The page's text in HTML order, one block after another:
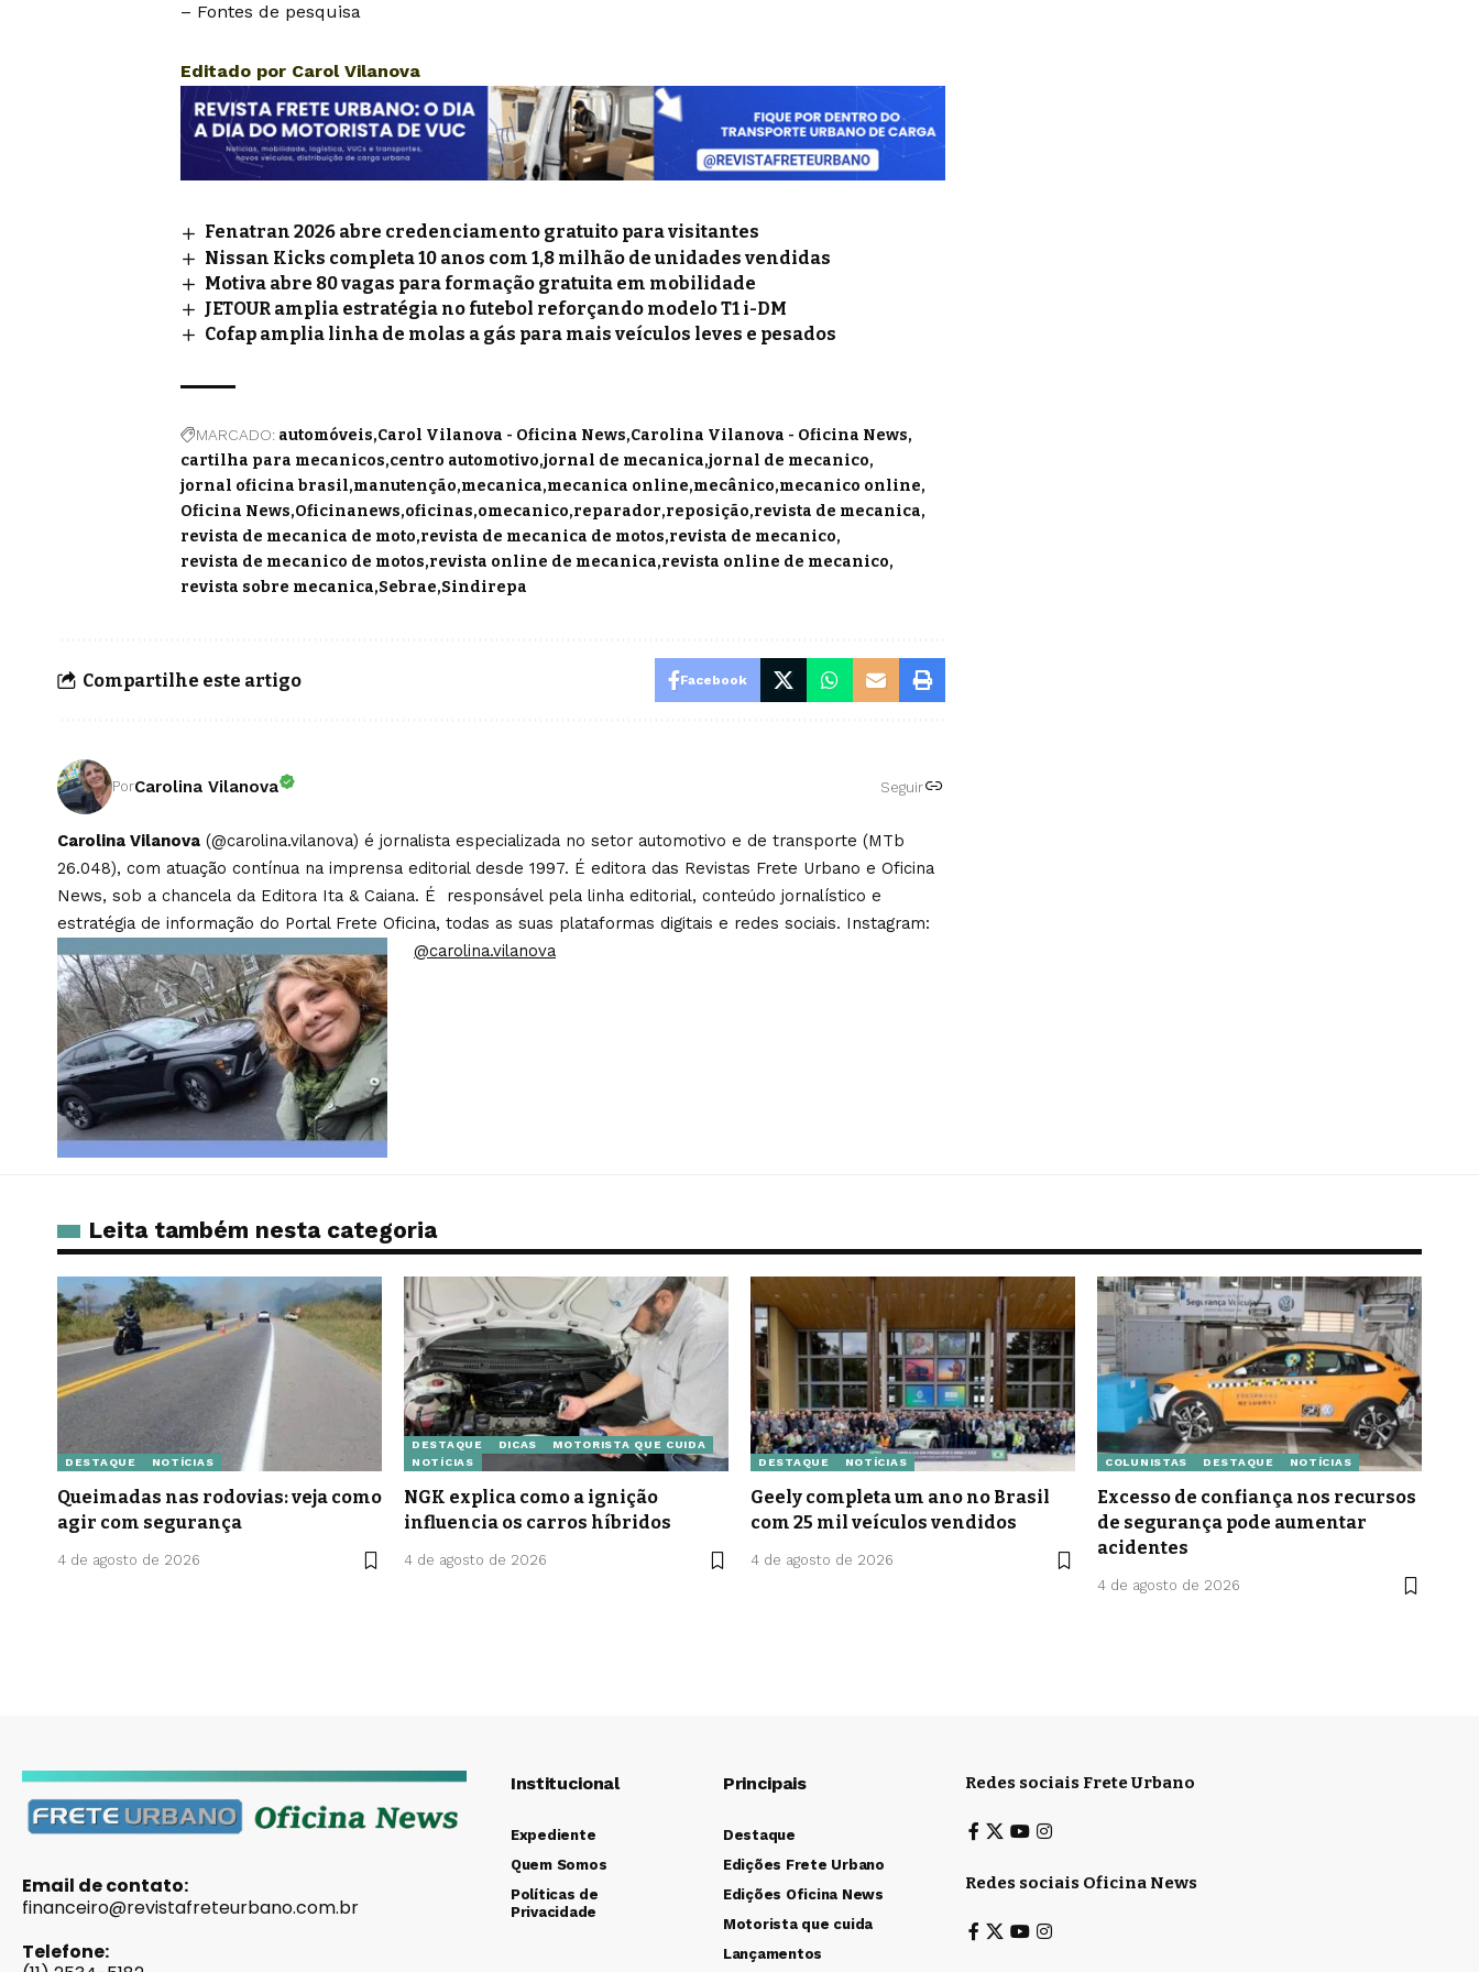
– Fontes de pesquisa
Editado por Carol Vilanova
Fenatran 2026 abre credenciamento gratuito para visitantes
Nissan Kicks completa 10 anos com 1,8 milhão de unidades vendidas
Motiva abre 80 vagas para formação gratuita em mobilidade
JETOUR amplia estratégia no futebol reforçando modelo T1 i-DM
Cofap amplia linha de molas a gás para mais veículos leves e pesados
MARCADO: automóveis Carol Vilanova - Oficina News Carolina Vilanova - Oficina News
cartilha para mecanicos centro automotivo jornal de mecanica jornal de mecanico
jornal oficina brasil manutenção mecanica mecanica online mecânico mecanico online
Oficina News Oficinanews oficinas omecanico reparador reposição revista de mecanica
revista de mecanica de moto revista de mecanica de motos revista de mecanico
revista de mecanico de motos revista online de mecanica revista online de mecanico
revista sobre mecanica Sebrae Sindirepa
Compartilhe este artigo Facebook
PorCarolina Vilanova Seguir
Carolina Vilanova (@carolina.vilanova) é jornalista especializada no setor automotivo e de transporte (MTb
26.048), com atuação contínua na imprensa editorial desde 1997. É editora das Revistas Frete Urbano e Oficina
News, sob a chancela da Editora Ita & Caiana. É responsável pela linha editorial, conteúdo jornalístico e
estratégia de informação do Portal Frete Oficina, todas as suas plataformas digitais e redes sociais. Instagram:
@carolina.vilanova
Leita também nesta categoria
DESTAQUE NOTÍCIAS
Queimadas nas rodovias: veja como
agir com segurança
4 de agosto de 2026
DESTAQUE DICAS
MOTORISTA QUE CUIDA
NOTÍCIAS
NGK explica como a ignição
influencia os carros híbridos
4 de agosto de 2026
DESTAQUE NOTÍCIAS
Geely completa um ano no Brasil
com 25 mil veículos vendidos
4 de agosto de 2026
COLUNISTAS DESTAQUE NOTÍCIAS
Excesso de confiança nos recursos
de segurança pode aumentar
acidentes
4 de agosto de 2026
Email de contato:
financeiro@revistafreteurbano.com.br
Telefone:
Institucional
Expediente
Quem Somos
Políticas de
Privacidade
Principais
Destaque
Edições Frete Urbano
Edições Oficina News
Motorista que cuida
Lançamentos
Redes sociais Frete Urbano
Redes sociais Oficina News